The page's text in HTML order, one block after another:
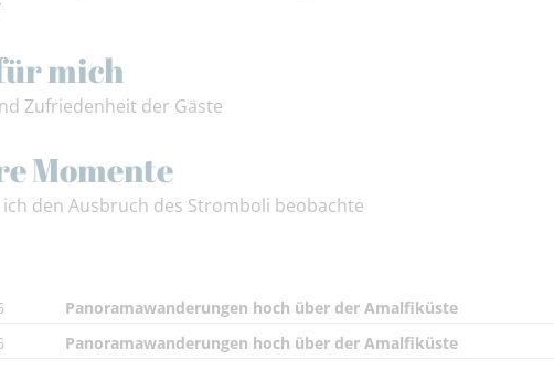
mich
Zufriedenheit der Gäste
Momente
ich den Ausbruch des Stromboli beobachte
Panoramawanderungen hoch über der Amalfiküste
Panoramawanderungen hoch über der Amalfiküste